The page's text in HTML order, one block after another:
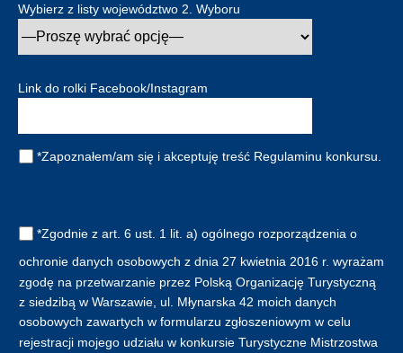
Wybierz z listy województwo 2. Wyboru
Link do rolki Facebook/Instagram
*Zapoznałem/am się i akceptuję treść Regulaminu konkursu.
*Zgodnie z art. 6 ust. 1 lit. a) ogólnego rozporządzenia o
ochronie danych osobowych z dnia 27 kwietnia 2016 r. wyrażam
zgodę na przetwarzanie przez Polską Organizację Turystyczną
z siedzibą w Warszawie, ul. Młynarska 42 moich danych
osobowych zawartych w formularzu zgłoszeniowym w celu
rejestracji mojego udziału w konkursie Turystyczne Mistrzostwa